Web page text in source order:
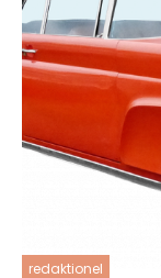
redaktionel